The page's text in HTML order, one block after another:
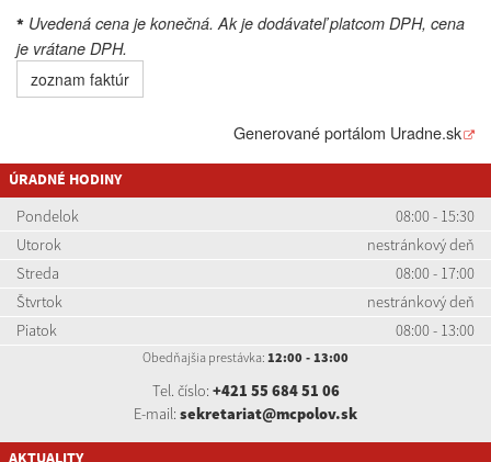
* Uvedená cena je konečná. Ak je dodávateľ platcom DPH, cena
je vrátane DPH.
zoznam faktúr
Generované portálom Uradne.sk
ÚRADNÉ HODINY
Pondelok
08:00 - 15:30
Utorok
nestránkový deň
Streda
08:00 - 17:00
Štvrtok
nestránkový deň
Piatok
08:00 - 13:00
Obedňajšia prestávka: 12:00 - 13:00
Tel. číslo: +421 55 684 51 06
E-mail: sekretariat@mcpolov.sk